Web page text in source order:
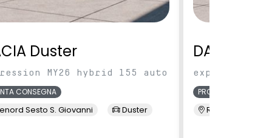
Duster
MY26 hybrid 155 auto
CONSEGNA
Sesto S. Giovanni Duster
DACIA
expression
PRONTA CONSEGNA
Renord Sesto S.